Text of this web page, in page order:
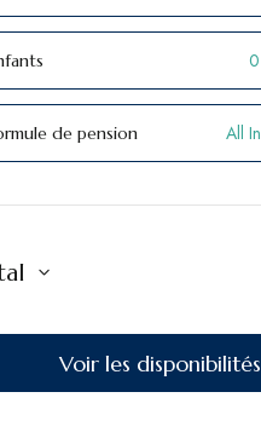
de pension
Voir les disponibilités